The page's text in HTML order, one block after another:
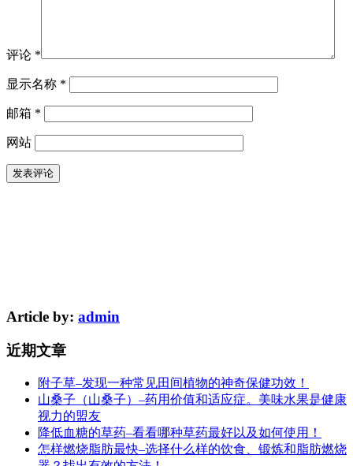
评论 *
显示名称 *
邮箱 *
网站
Article by: admin
近期文章
附子草–发现一种常见田间植物的神奇保健功效！
山桑子（山桑子）–药用价值和适应症。美味水果是健康
视力的盟友
降低血糖的草药–看看哪种草药最好以及如何使用！
怎样燃烧脂肪最快–选择什么样的饮食、锻炼和脂肪燃烧